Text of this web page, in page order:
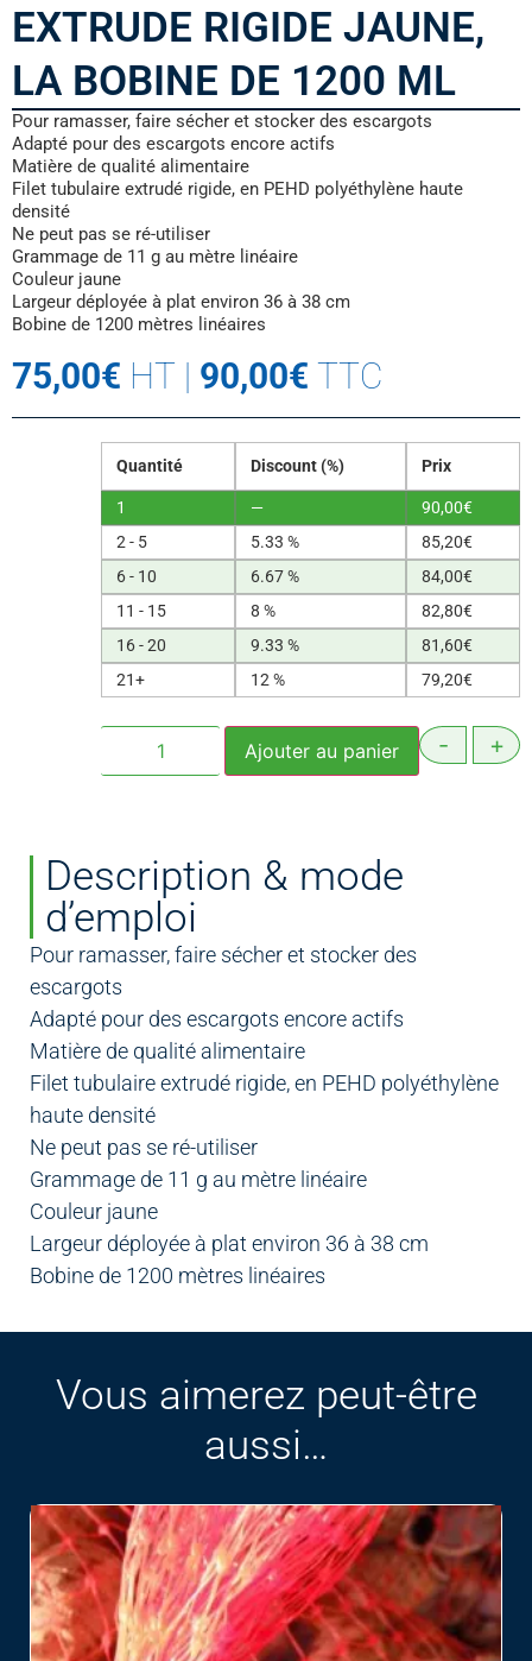
EXTRUDE RIGIDE JAUNE,
LA BOBINE DE 1200 ML
Pour ramasser, faire sécher et stocker des escargots
Adapté pour des escargots encore actifs
Matière de qualité alimentaire
Filet tubulaire extrudé rigide, en PEHD polyéthylène haute
densité
Ne peut pas se ré-utiliser
Grammage de 11 g au mètre linéaire
Couleur jaune
Largeur déployée à plat environ 36 à 38 cm
Bobine de 1200 mètres linéaires
75,00€ HT | 90,00€ TTC
Quantité Discount (%) Prix
1 — 90,00€
2 - 5
5.33 % 85,20€
6 - 10
6.67 % 84,00€
11 - 15
8 % 82,80€
16 - 20
9.33 % 81,60€
21+
12 % 79,20€
- +
Ajouter au panier
Description & mode
d’emploi
Pour ramasser, faire sécher et stocker des
escargots
Adapté pour des escargots encore actifs
Matière de qualité alimentaire
Filet tubulaire extrudé rigide, en PEHD polyéthylène
haute densité
Ne peut pas se ré-utiliser
Grammage de 11 g au mètre linéaire
Couleur jaune
Largeur déployée à plat environ 36 à 38 cm
Bobine de 1200 mètres linéaires
Vous aimerez peut-être
aussi…